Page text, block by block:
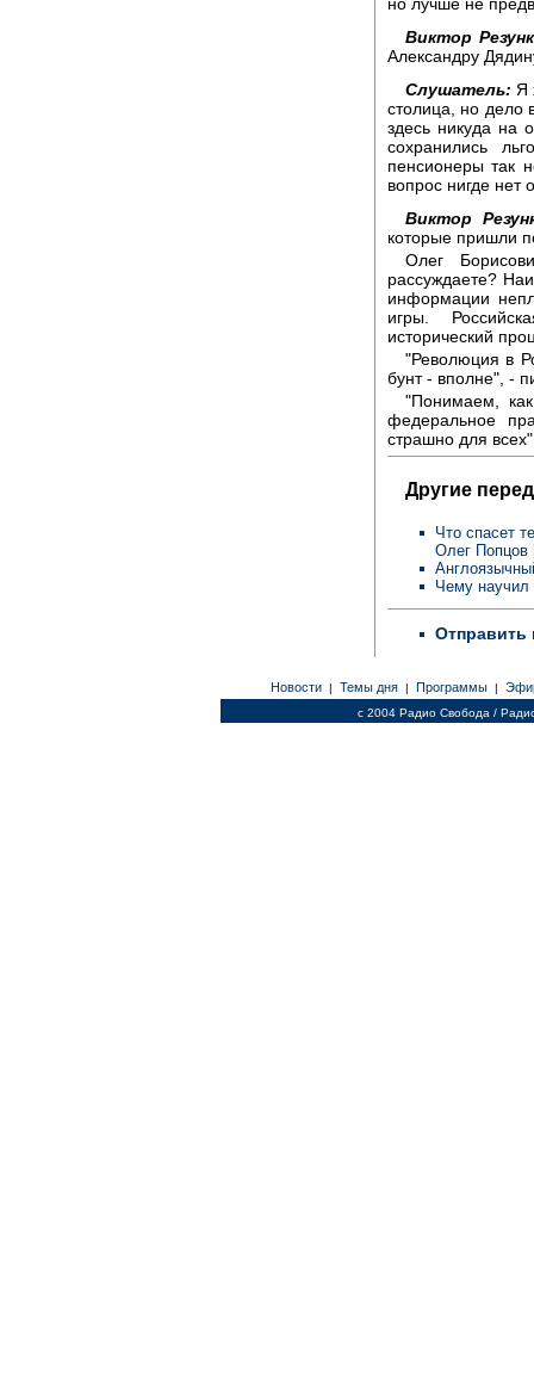
Виктор
Александру
Слушатель: Я
столица, но дело
здесь никуда на
сохранились
пенсионеры так
вопрос нигде нет
Виктор
которые пришли
Олег
рассуждаете?
информации
игры.
исторический
"Революция в
бунт - вполне", -
"Понимаем,
федеральное
страшно для
Другие
Что спасет
Олег Попцов
Чему научил
Отправить
Новости | Темы дня | Программы |
c 2004 Радио Свобода /